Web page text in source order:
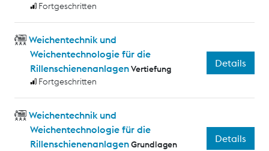
Fortgeschritten
Weichentechnik und
Weichentechnologie für die
RillenschienenanlagenVertiefung
Fortgeschritten
Details
Weichentechnik und
Weichentechnologie für die
RillenschienenanlagenGrundlagen
Details